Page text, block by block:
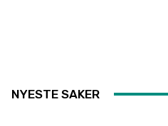
NYESTE SAKER